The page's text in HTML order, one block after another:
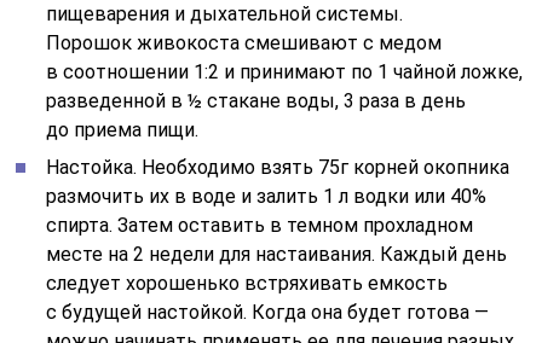
пищеварения и дыхательной системы.
Порошок живокоста смешивают с медом
в соотношении 1:2 и принимают по 1 чайной ложке,
разведенной в ½ стакане воды, 3 раза в день
до приема пищи.
Настойка. Необходимо взять 75г корней окопника
размочить их в воде и залить 1 л водки или 40%
спирта. Затем оставить в темном прохладном
месте на 2 недели для настаивания. Каждый день
следует хорошенько встряхивать емкость
с будущей настойкой. Когда она будет готова —